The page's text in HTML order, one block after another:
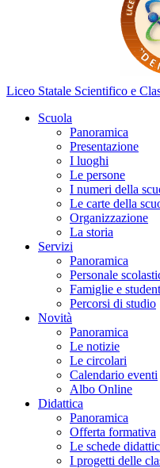
Liceo Statale Scientifico e
Scuola
Panoramica
Presentazione
I luoghi
Le persone
I numeri della
Le carte della
Organizzazione
La storia
Servizi
Panoramica
Personale
Famiglie e
Percorsi di studio
Novità
Panoramica
Le notizie
Le circolari
Calendario eventi
Albo Online
Didattica
Panoramica
Offerta formativa
Le schede
I progetti delle